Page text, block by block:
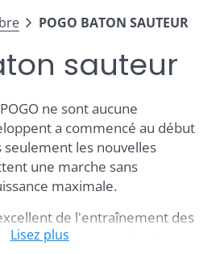
POGO BATON SAUTEUR
sauteur
ne sont aucune
a commencé au début
seulement les nouvelles
une marche sans
maximale.
de l'entraînement des
pour n'importe quel autre
Lisez plus